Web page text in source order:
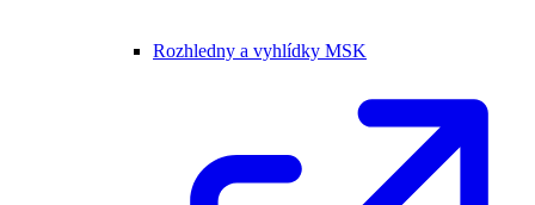
Rozhledny a vyhlídky MSK